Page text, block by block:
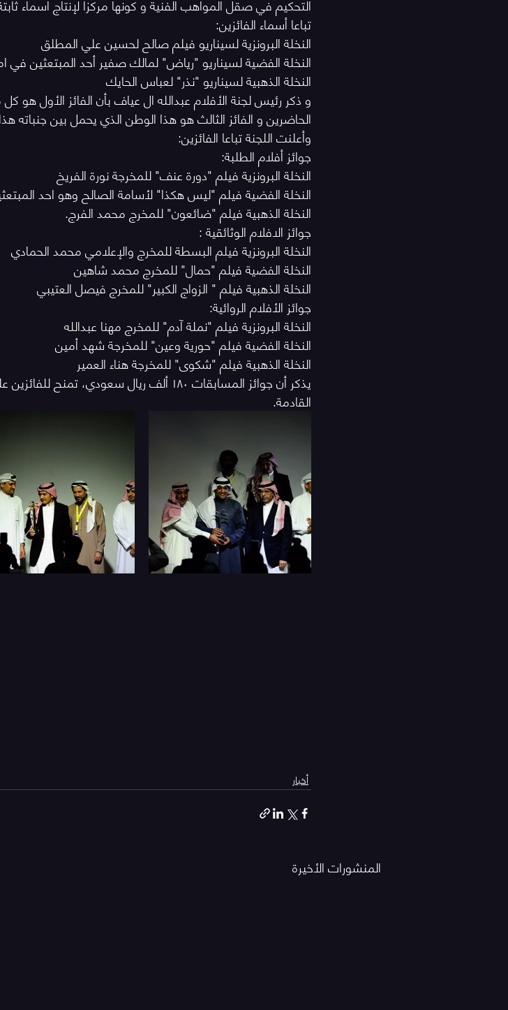
التحكيم في صقل المواهب الفنية و كونها مركزا لإنتاج اسماء
تباعا أسماء الفائزين:
النخلة البرونزية لسيناريو فيلم صالح لحسين علي المطلق
النخلة الفضية لسيناريو "رياض" لمالك صفير أحد المبتعثين في
النخلة الذهبية لسيناريو "نذر" لعباس الحايك
و ذكر رئيس لجنة الأفلام عبدالله ال عياف بأن الفائز الأول هو
الحاضرين و الفائز الثالث هو هذا الوطن الذي يحمل بين جنباته
وأعلنت اللجنة تباعا الفائزين:
جوائز أفلام الطلبة:
النخلة البرونزية فيلم "دورة عنف" للمخرجة نورة الفريخ
النخلة الفضية فيلم "ليس هكذا" لأسامة الصالح وهو احد
النخلة الذهبية فيلم "ضائعون" للمخرج محمد الفرج.
جوائز الافلام الوثائقية :
النخلة البرونزية فيلم البسطة للمخرج والإعلامي محمد الحمادي
النخلة الفضية فيلم "حمال" للمخرج محمد شاهين
النخلة الذهبية فيلم " الزواج الكبير" للمخرج فيصل العتيبي
جوائز الأفلام الروائية:
النخلة البرونزية فيلم "نملة آدم" للمخرج مهنا عبدالله
النخلة الفضية فيلم "حورية وعين" للمخرجة شهد أمين
النخلة الذهبية فيلم "شكوى" للمخرجة هناء العمير
يذكر أن جوائز المسابقات ١٨٠ ألف ريال سعودي،
القادمة.
أخبار
المنشورات الأخيرة